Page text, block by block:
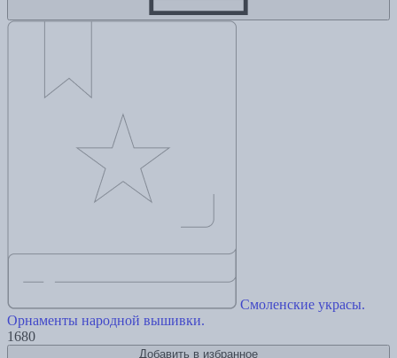
Смоленские украсы.
Орнаменты народной вышивки.
1680
Добавить в избранное